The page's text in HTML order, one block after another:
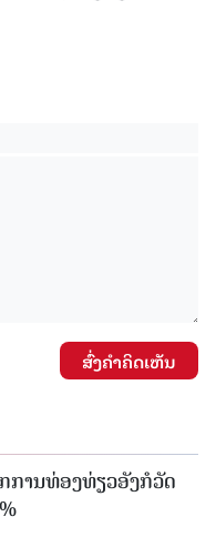
ສົ່ງຄໍາຄິດເຫັນ
ການທ່ອງທ່ຽວອັງກໍວັດ